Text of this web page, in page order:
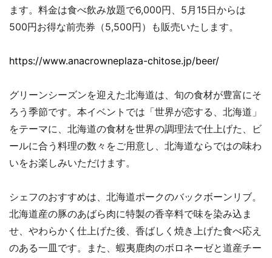
ます。料金は食べ飲み放題で6,000円、5月15日からは
500円お得な前売券（5,500円）も販売いたします。
https://www.anacrowneplaza-chitose.jp/beer/
グリーンシーズンを迎えた北海道は、旬の食材が豊富にそ
ろう季節です。本イベントでは「世界が恋する、北海道」
をテーマに、北海道の食材を世界の調理法で仕上げた、ビ
ールに合う料理の数々をご用意し、北海道ならではの味わ
いをお楽しみいただけます。
シェフのおすすめは、北海道ポークのバックボーンリブ。
北海道産の豚のあばら肉に特製の香辛料で味を染み込ま
せ、やわらかく仕上げた後、香ばしく焼き上げた食べ応え
のある一皿です。また、蝦夷鹿肉のボロネーゼと道産チー